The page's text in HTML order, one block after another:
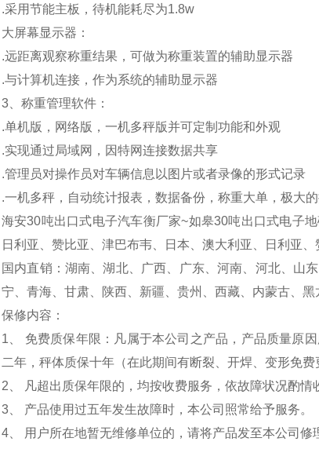
.采用节能主板，待机能耗尽为1.8w
大屏幕显示器：
.远距离观察称重结果，可做为称重装置的辅助显示器
.与计算机连接，作为系统的辅助显示器
3 、称重管理软件：
.单机版，网络版，一机多秤版并可定制功能和外观
.实现通过局域网，因特网连接数据共享
.管理员对操作员对车辆信息以图片或者录像的形式记录
.一机多秤，自动统计报表，数据备份，称重大单，极大
海安30吨出口式电子汽车衡厂家~如皋30吨出口式电子
日利亚、赞比亚、津巴布韦、日本、澳大利亚、日利亚
国内直销：湖南、湖北、广西、广东、河南、河北、山
宁、青海、甘肃、陕西、新疆、贵州、西藏、内蒙古、黑
保修内容：
1 、 免费质保年限：凡属于本公司之产品，产品质量原
二年，秤体质保十年（在此期间有断裂、开焊、变形免费
2、 凡超出质保年限的，均按收费服务，依故障状况酌情
3、 产品使用过五年发生故障时，本公司照常给予服务。
4、 用户所在地暂无维修单位的，请将产品发至本公司修